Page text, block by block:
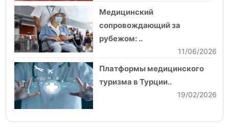
Медицинский
сопровождающий за
рубежом: ..
11/06/2026
Платформы медицинского
туризма в Турции..
19/02/2026